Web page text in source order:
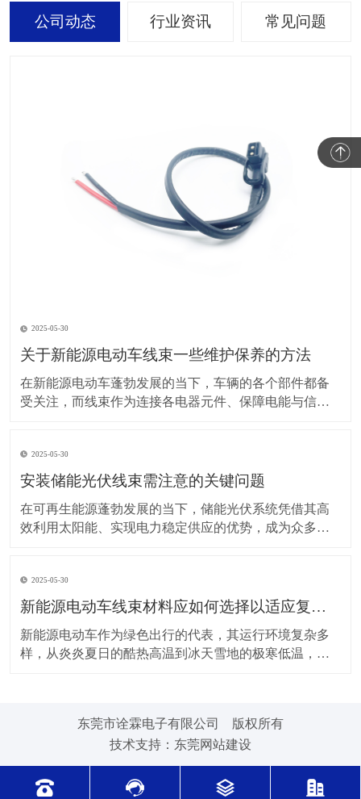
公司动态 行业资讯 常见问题
2025-05-30
关于新能源电动车线束一些维护保养的方法
在新能源电动车蓬勃发展的当下，车辆的各个部件都备
受关注，而线束作为连接各电器元件、保障电能与信号
让车辆运行更稳定、安全，还能延长其使用寿命。 日常
驾驶习惯对线束的影响不容小觑。平稳驾驶是维护线束
2025-05-30
安装储能光伏线束需注意的关键问题
在可再生能源蓬勃发展的当下，储能光伏系统凭借其高
效利用太阳能、实现电力稳定供应的优势，成为众多领
安全。因此，在安装储能光伏线束时，有许多问题需要
格外留意。 安装前的准备工作至关重要。在开始安装前
2025-05-30
新能源电动车线束材料应如何选择以适应复杂的环境温度范围？
新能源电动车作为绿色出行的代表，其运行环境复杂多
样，从炎炎夏日的酷热高温到冰天雪地的极寒低温，车
环境下，新能源电动车的电池、电机等部件工作时会散
东莞市诠霖电子有限公司 版权所有
技术支持： 东莞网站建设